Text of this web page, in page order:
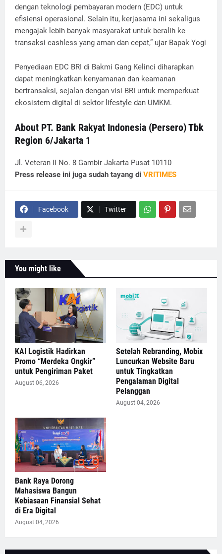
dengan teknologi pembayaran modern (EDC) untuk
efisiensi operasional. Selain itu, kerjasama ini sekaligus
mengajak lebih banyak masyarakat untuk beralih ke
transaksi cashless yang aman dan cepat,” ujar Bapak Yogi
Penyediaan EDC BRI di Bakmi Gang Kelinci diharapkan
dapat meningkatkan kenyamanan dan keamanan
bertransaksi, sejalan dengan visi BRI untuk memperkuat
ekosistem digital di sektor lifestyle dan UMKM.
About PT. Bank Rakyat Indonesia (Persero) Tbk
Region 6/Jakarta 1
Jl. Veteran II No. 8 Gambir Jakarta Pusat 10110
Press release ini juga sudah tayang di VRITIMES
Facebook Twitter
You might like
KAI Logistik Hadirkan
Promo “Merdeka Ongkir”
untuk Pengiriman Paket
August 06, 2026
Setelah Rebranding, Mobix
Luncurkan Website Baru
untuk Tingkatkan
Pengalaman Digital
Pelanggan
August 04, 2026
Bank Raya Dorong
Mahasiswa Bangun
Kebiasaan Finansial Sehat
di Era Digital
August 04, 2026